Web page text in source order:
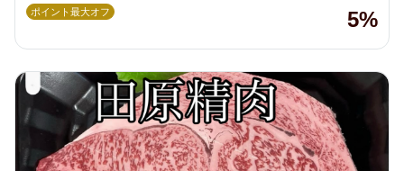
ポイント最大オフ 5%